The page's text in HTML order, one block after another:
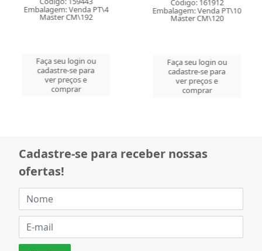
Embalagem: Venda PT\4
Master CM\192
Faça seu login ou
cadastre-se para
ver preços e
comprar
Código: 161912
Embalagem: Venda PT\10
Master CM\120
Faça seu login ou
cadastre-se para
ver preços e
comprar
Cadastre-se para receber nossas
ofertas!